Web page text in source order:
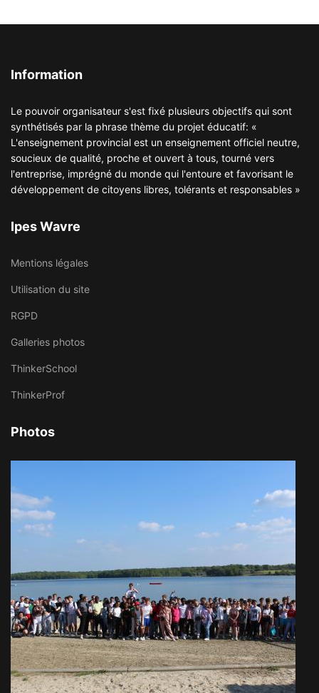
Information
Le pouvoir organisateur s'est fixé plusieurs objectifs qui sont
synthétisés par la phrase thème du projet éducatif: «
L'enseignement provincial est un enseignement officiel neutre,
soucieux de qualité, proche et ouvert à tous, tourné vers
l'entreprise, imprégné du monde qui l'entoure et favorisant le
développement de citoyens libres, tolérants et responsables »
Ipes Wavre
Mentions légales
Utilisation du site
RGPD
Galleries photos
ThinkerSchool
ThinkerProf
Photos